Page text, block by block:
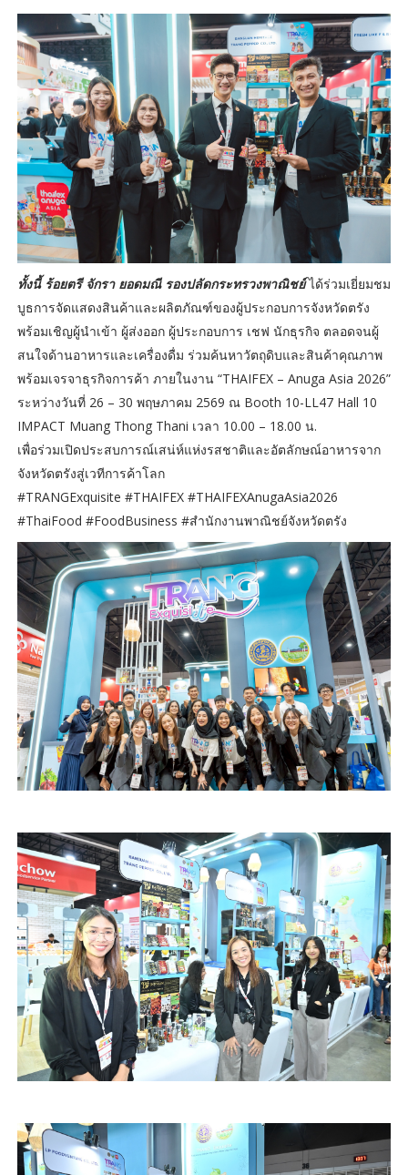
ทั้งนี้ ร้อยตรี จักรา ยอดมณี รองปลัดกระทรวงพาณิชย์ได้ร่วมเยี่ยมชม
บูธการจัดแสดงสินค้าและผลิตภัณฑ์ของผู้ประกอบการจังหวัดตรัง
พร้อมเชิญผู้นำเข้า ผู้ส่งออก ผู้ประกอบการ เชฟ นักธุรกิจ ตลอดจนผู้
สนใจด้านอาหารและเครื่องดื่ม ร่วมค้นหาวัตถุดิบและสินค้าคุณภาพ
พร้อมเจรจาธุรกิจการค้า ภายในงาน “THAIFEX – Anuga Asia 2026”
ระหว่างวันที่ 26 – 30 พฤษภาคม 2569 ณ Booth 10-LL47 Hall 10
IMPACT Muang Thong Thani เวลา 10.00 – 18.00 น.
เพื่อร่วมเปิดประสบการณ์เสน่ห์แห่งรสชาติและอัตลักษณ์อาหารจาก
จังหวัดตรังสู่เวทีการค้าโลก
#TRANGExquisite #THAIFEX #THAIFEXAnugaAsia2026
#ThaiFood #FoodBusiness #สำนักงานพาณิชย์จังหวัดตรัง